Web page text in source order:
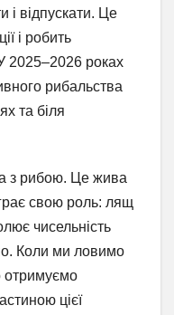
відпускати. Це
і робить
2025–2026 роках
рибальства
та біля
з рибою. Це жива
свою роль: лящ
чисельність
Коли ми ловимо
отримуємо
цієї